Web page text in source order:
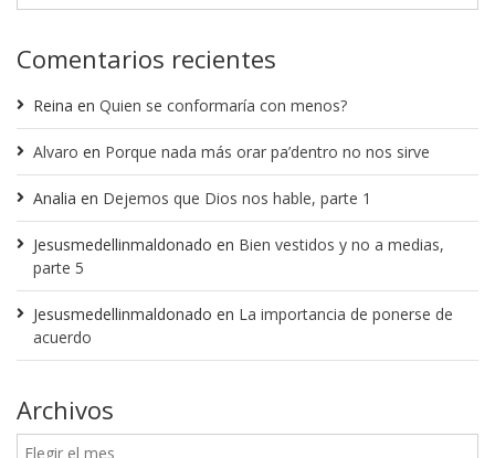
Comentarios recientes
Reina en Quien se conformaría con menos?
Alvaro en Porque nada más orar pa’dentro no nos sirve
Analia en Dejemos que Dios nos hable, parte 1
Jesusmedellinmaldonado en Bien vestidos y no a medias,
parte 5
Jesusmedellinmaldonado en La importancia de ponerse de
acuerdo
Archivos